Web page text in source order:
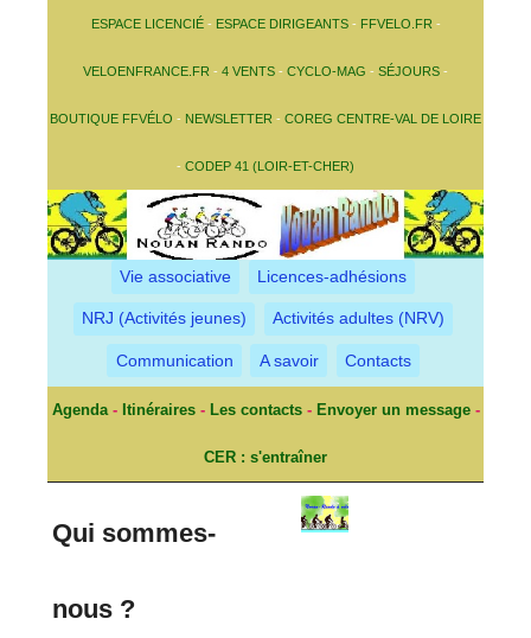
ESPACE LICENCIÉ- ESPACE DIRIGEANTS- FFVELO.FR -
VELOENFRANCE.FR - 4 VENTS - CYCLO-MAG - SÉJOURS -
BOUTIQUE FFVÉLO - NEWSLETTER - COREG CENTRE-VAL DE LOIRE
- CODEP 41 (LOIR-ET-CHER)
Vie associative Licences-adhésions
NRJ (Activités jeunes) Activités adultes (NRV)
Communication A savoir Contacts
Agenda- Itinéraires- Les contacts- Envoyer un message-
CER : s'entraîner
Qui sommes-
nous ?